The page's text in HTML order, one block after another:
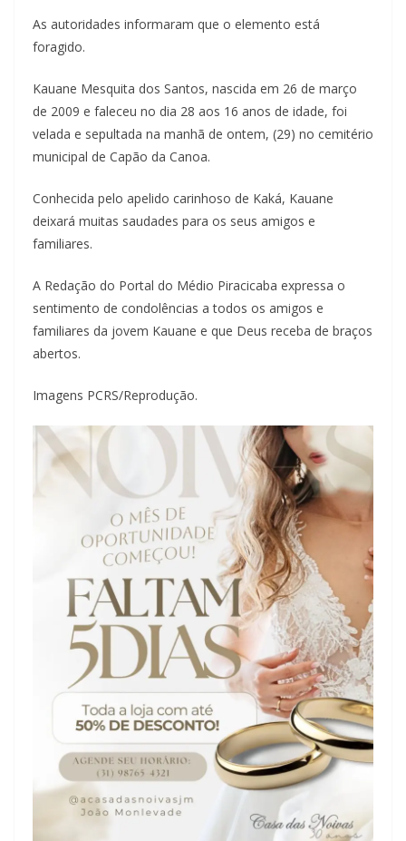
As autoridades informaram que o elemento está
foragido.
Kauane Mesquita dos Santos, nascida em 26 de março
de 2009 e faleceu no dia 28 aos 16 anos de idade, foi
velada e sepultada na manhã de ontem, (29) no cemitério
municipal de Capão da Canoa.
Conhecida pelo apelido carinhoso de Kaká, Kauane
deixará muitas saudades para os seus amigos e
familiares.
A Redação do Portal do Médio Piracicaba expressa o
sentimento de condolências a todos os amigos e
familiares da jovem Kauane e que Deus receba de braços
abertos.
Imagens PCRS/Reprodução.